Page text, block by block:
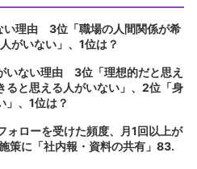
い理由 3位「職場の人間関係が希
がいない」、1位は？
いない理由 3位「理想的だと思え
ると思える人がいない」、2位「身
」、1位は？
ォローを受けた頻度、月1回以上が
に「社内報・資料の共有」83.